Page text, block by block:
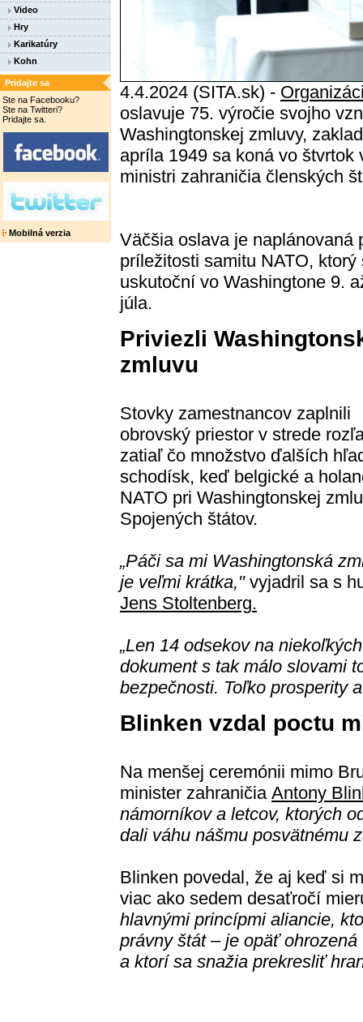
Video
Hry
Karikatúry
Kohn
Pridajte sa
Ste na Facebooku?
Ste na Twitteri?
Pridajte sa.
Mobilná verzia
4.4.2024 (SITA.sk) -
oslavuje 75. výročie svojho
Washingtonskej zmluvy,
apríla 1949 sa koná vo
ministri zahraničia členských
Väčšia oslava je naplánovaná
príležitosti samitu NATO, ktorý
uskutoční vo Washingtone 9.
júla.
Priviezli
zmluvu
Stovky zamestnancov zaplnili
obrovský priestor v strede
zatiaľ čo množstvo ďalších
schodísk, keď belgické a
NATO pri Washingtonskej
Spojených štátov.
„Páči sa mi Washingtonská
je veľmi krátka,"vyjadril sa s
Jens Stoltenberg.
„Len 14 odsekov na
dokument s tak málo slovami
bezpečnosti. Toľko prosperity
Blinken vzdal poctu
Na menšej ceremónii mimo
minister zahraničia Antony
námorníkov a letcov, ktorých
dali váhu nášmu posvätnému
Blinken povedal, že aj keď si
viac ako sedem desaťročí
hlavnými princípmi aliancie,
právny štát – je opäť
a ktorí sa snažia prekresliť